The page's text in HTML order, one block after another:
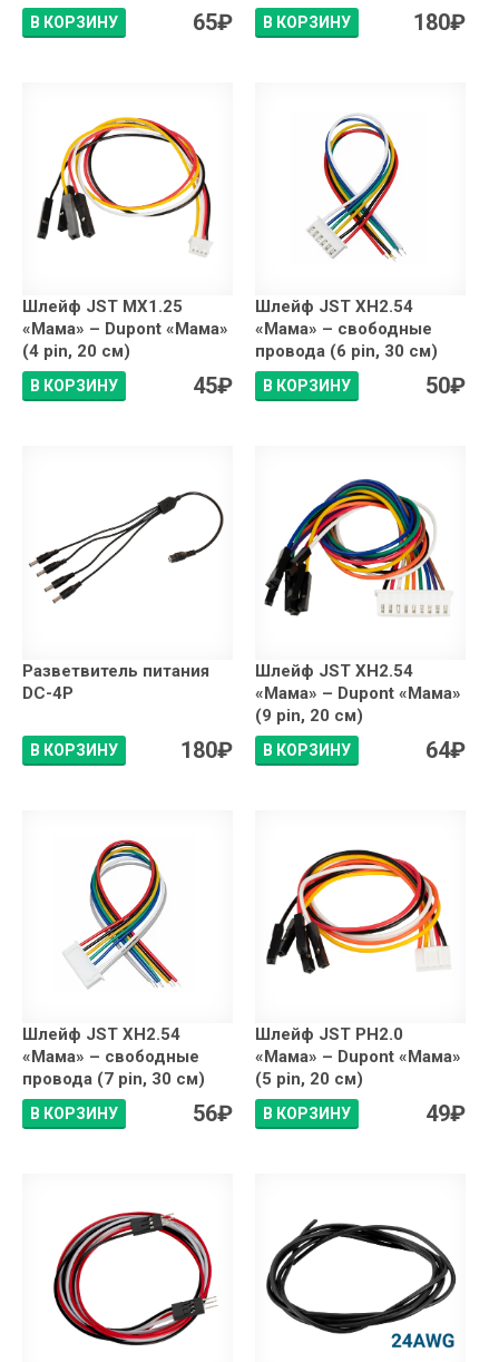
В КОРЗИНУ 65₽ В КОРЗИНУ 180₽
Шлейф JST MX1.25
«Мама» – Dupont «Мама»
(4 pin, 20 см)
В КОРЗИНУ 45₽
Шлейф JST XH2.54
«Мама» – свободные
провода (6 pin, 30 см)
В КОРЗИНУ 50₽
Разветвитель питания
DC-4P
В КОРЗИНУ 180₽
Шлейф JST XH2.54
«Мама» – Dupont «Мама»
(9 pin, 20 см)
В КОРЗИНУ 64₽
Шлейф JST XH2.54
«Мама» – свободные
провода (7 pin, 30 см)
В КОРЗИНУ 56₽
Шлейф JST PH2.0
«Мама» – Dupont «Мама»
(5 pin, 20 см)
В КОРЗИНУ 49₽